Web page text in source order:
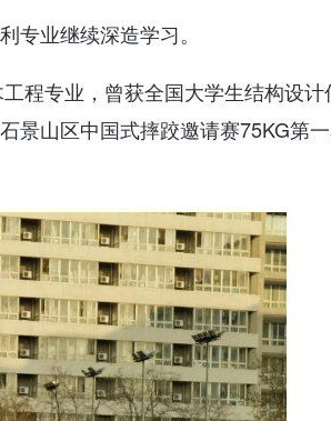
专业继续深造学习。
程专业，曾获全国大学生结构设计
景山区中国式摔跤邀请赛75KG第